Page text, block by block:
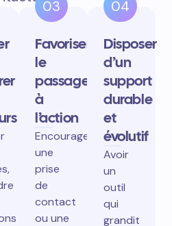
03
Favoriser
le
passage
à
l’action
Encourager
une
prise
de
contact
ou une
04
Disposer
d’un
support
durable
et
évolutif
Avoir
un
outil
qui
grandit